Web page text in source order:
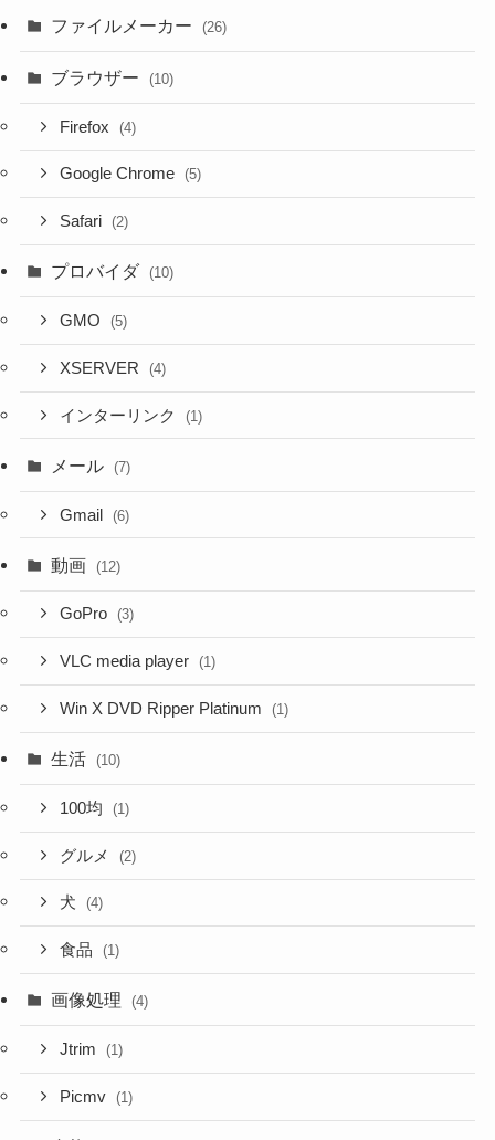
ファイルメーカー (26)
ブラウザー (10)
Firefox (4)
Google Chrome (5)
Safari (2)
プロバイダ (10)
GMO (5)
XSERVER (4)
インターリンク (1)
メール (7)
Gmail (6)
動画 (12)
GoPro (3)
VLC media player (1)
Win X DVD Ripper Platinum (1)
生活 (10)
100均 (1)
グルメ (2)
犬 (4)
食品 (1)
画像処理 (4)
Jtrim (1)
Picmv (1)